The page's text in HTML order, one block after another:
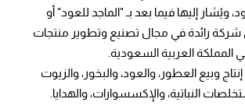
ويُشار إليها فيما بعد بـ "الماجد للعود" أو
شركة رائدة في مجال تصنيع وتطوير منتجات
المملكة العربية السعودية.
وبيع العطور، والعود، والبخور، والزيوت
النباتية، والإكسسوارات، والهدايا.